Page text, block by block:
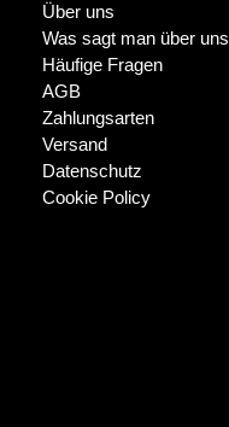
Über uns
Was sagt man über uns
Häufige Fragen
AGB
Zahlungsarten
Versand
Datenschutz
Cookie Policy